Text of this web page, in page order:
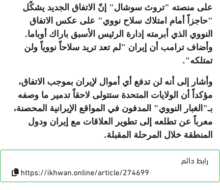
على منصته "تروث سوشال" إنّ الاتفاق الجديد يشكّل
"حاجزاً أمام امتلاك سلاح نووي" على عكس الاتفاق
النووي الذي أبرمته إدارة الرئيس الأسبق باراك أوباما.
وأضاف ترامب أن إيران "لم تعد تريد سلاحاً نووياً ولن
تمتلكه".
وأشار إلى أنه لن تدفع أي أموال لإيران بموجب الاتفاق،
مؤكداً أن الولايات المتحدة ستتولى لاحقاً تدمير ما وصفه
بـ"الغبار النووي" المدفون في المواقع الإيرانية المحصنة،
معرباً عن تطلعه إلى تطوير العلاقات مع إيران ودول
المنطقة خلال المرحلة المقبلة.
رابط دائم
https://ikhwan.online/article/274699